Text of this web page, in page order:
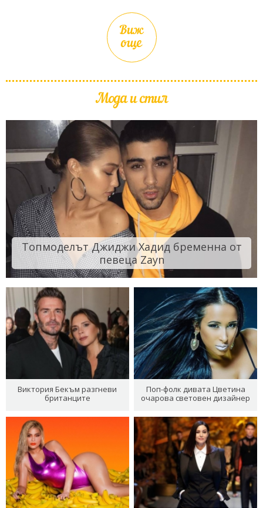
Виж
още
Мода и стил
Топмоделът Джиджи Хадид бременна от
певеца Zayn
Виктория Бекъм разгневи
британците
Поп-фолк дивата Цветина
очарова световен дизайнер